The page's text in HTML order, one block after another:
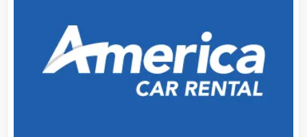
Aseguradoras